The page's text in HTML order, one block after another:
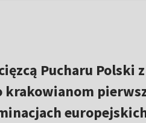
Pucharu Polski z
krakowianom